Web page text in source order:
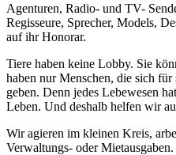
Agenturen, Radio- und TV-
Regisseure, Sprecher, Models,
auf ihr Honorar.
Tiere haben keine Lobby. Sie
haben nur Menschen, die sich
geben. Denn jedes Lebewesen
Leben. Und deshalb helfen wir
Wir agieren im kleinen Kreis,
Verwaltungs- oder Mietausgaben.